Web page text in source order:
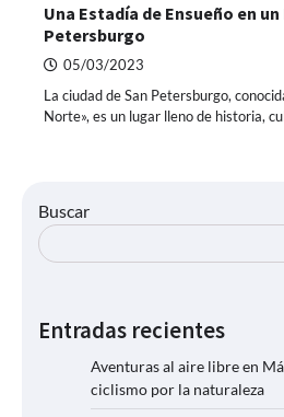
Una Estadía de Ensueño en
Petersburgo
05/03/2023
La ciudad de San Petersburgo,
Norte», es un lugar lleno de historia,
Buscar
Entradas recientes
Aventuras al aire libre en
ciclismo por la naturaleza